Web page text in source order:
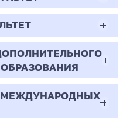
образования